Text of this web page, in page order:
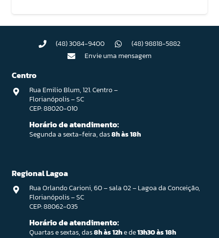
(48) 3084-9400
(48) 98818-5882
Envie uma mensagem
Centro
Rua Emilio Blum, 121. Centro –
Florianópolis – SC
CEP: 88020-010
Horário de atendimento:
Segunda a sexta-feira, das8h às 18h
Regional Lagoa
Rua Orlando Carioni, 60 – sala 02 – Lagoa da Conceição,
Florianópolis – SC
CEP: 88062-035
Horário de atendimento:
Quartas e sextas, das8h às 12he de13h30 às 18h